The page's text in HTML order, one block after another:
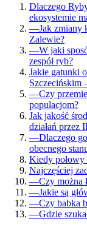
Dlaczego
ekosystemie
—Jak zmiany
Zalewie?
—W jaki
zespół ryb?
Jakie gatunki
Szczecińskim
—Czy
populacjom?
Jak jakość
działań przez
—Dlaczego
obecnego
Kiedy połowy
Najczęściej
—Czy można
—Jakie są
—Czy babka
—Gdzie